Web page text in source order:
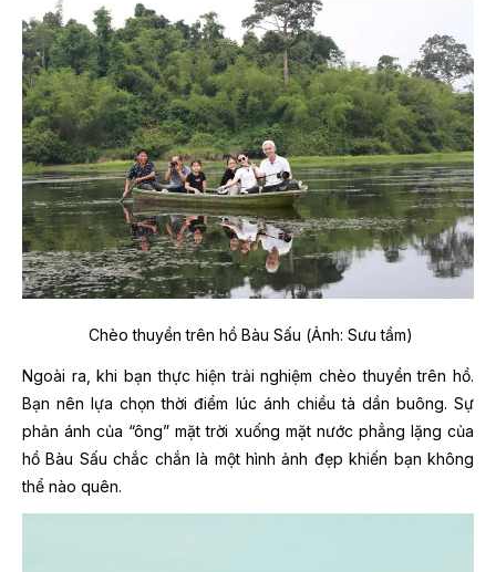
Chèo thuyền trên hồ Bàu Sấu (Ảnh: Sưu tầm)
Ngoài ra, khi bạn thực hiện trải nghiệm chèo thuyền trên hồ.
Bạn nên lựa chọn thời điểm lúc ánh chiều tà dần buông. Sự
phản ánh của “ông” mặt trời xuống mặt nước phẳng lặng của
hồ Bàu Sấu chắc chắn là một hình ảnh đẹp khiến bạn không
thể nào quên.